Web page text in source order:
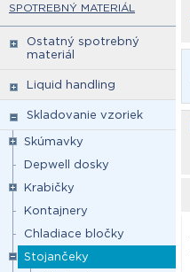
SPOTREBNÝ MATERIÁL
Ostatný spotrebný
materiál
Liquid handling
Skladovanie vzoriek
Skúmavky
Depwell dosky
Krabičky
Kontajnery
Chladiace bločky
Stojančeky